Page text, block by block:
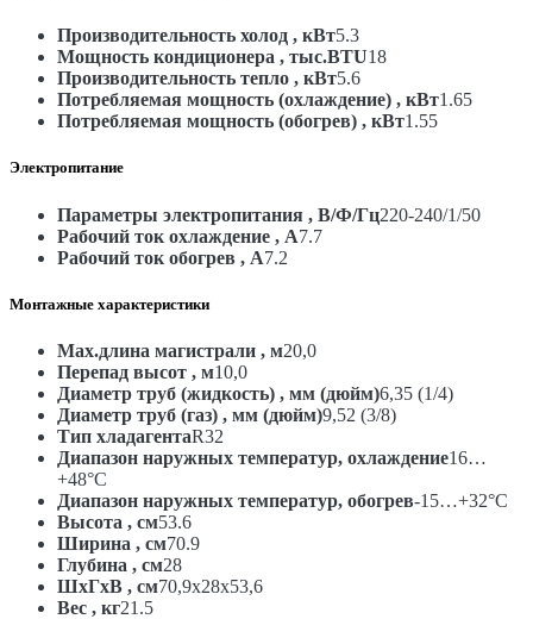
Производительность холод , кВт5.3
Мощность кондиционера , тыс.BTU18
Производительность тепло , кВт5.6
Потребляемая мощность (охлаждение) , кВт1.65
Потребляемая мощность (обогрев) , кВт1.55
Электропитание
Параметры электропитания , В/Ф/Гц220-240/1/50
Рабочий ток охлаждение , А7.7
Рабочий ток обогрев , А7.2
Монтажные характеристики
Max.длина магистрали , м20,0
Перепад высот , м10,0
Диаметр труб (жидкость) , мм (дюйм)6,35 (1/4)
Диаметр труб (газ) , мм (дюйм)9,52 (3/8)
Тип хладагентаR32
Диапазон наружных температур, охлаждение16…
+48°С
Диапазон наружных температур, обогрев-15…+32°С
Высота , см53.6
Ширина , см70.9
Глубина , см28
ШxГxВ , см70,9x28x53,6
Вес , кг21.5